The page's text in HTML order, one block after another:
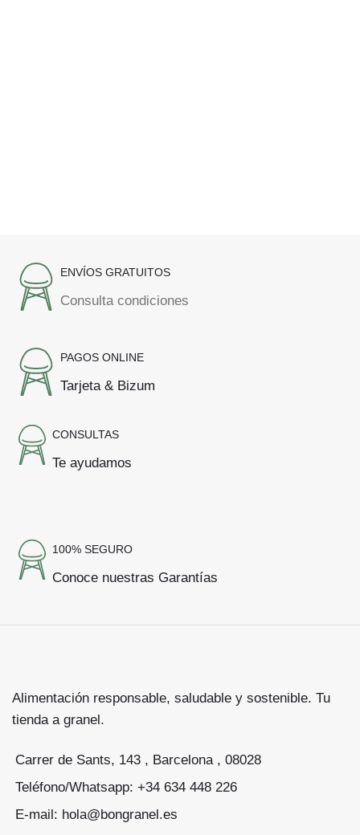
ENVÍOS GRATUITOS
Consulta condiciones
PAGOS ONLINE
Tarjeta & Bizum
CONSULTAS
Te ayudamos
100% SEGURO
Conoce nuestras Garantías
Alimentación responsable, saludable y sostenible. Tu
tienda a granel.
Carrer de Sants, 143 , Barcelona , 08028
Teléfono/Whatsapp: +34 634 448 226
E-mail: hola@bongranel.es